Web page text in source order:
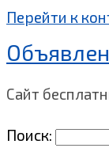
Перейти к
Сайт
Поиск: